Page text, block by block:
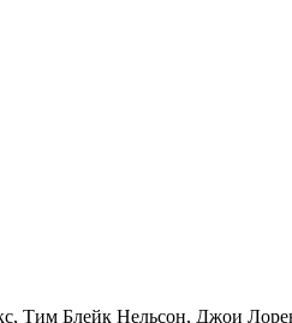
Тим Блейк Нельсон, Джои